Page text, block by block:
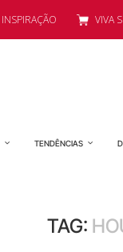
INSPIRAÇÃO VIVA
TENDÊNCIAS
TAG: